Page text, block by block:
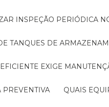
INSPEÇÃO PERIÓDICA
TANQUES DE
EFICIENTE EXIGE
PREVENTIVA QUAIS